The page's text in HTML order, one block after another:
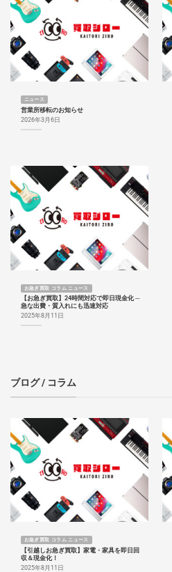
ニュース
営業所移転のお知らせ
2026年3月6日
お急ぎ買取 コラム ニュース
【お急ぎ買取】24時間対応で即日現金化 ─
急な出費・質入れにも迅速対応
2025年8月11日
ブログ / コラム
お急ぎ買取 コラム ニュース
【引越しお急ぎ買取】家電・家具を即日回
収＆現金化！
2025年8月11日